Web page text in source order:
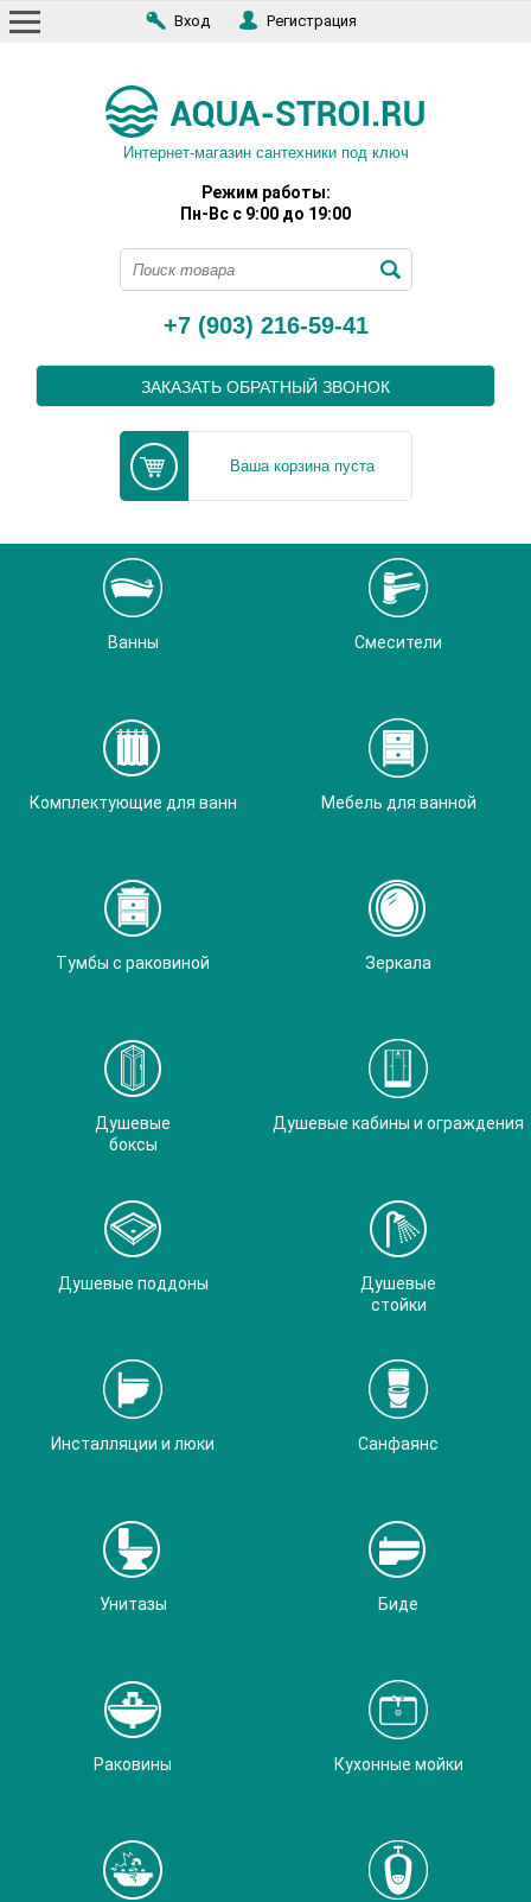
Вход Регистрация
Интернет-магазин сантехники под ключ
Режим работы:
Пн-Вс с 9:00 до 19:00
+7 (903) 216-59-41
ЗАКАЗАТЬ ОБРАТНЫЙ ЗВОНОК
Ваша корзина пуста
Ванны Смесители
Комплектующие для ванн Мебель для ванной
Тумбы с раковиной Зеркала
Душевые
боксы
Душевые кабины и ограждения
Душевые поддоны
Душевые
стойки
Инсталляции и люки Санфаянс
Унитазы Биде
Раковины Кухонные мойки